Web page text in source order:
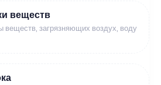
веществ
веществ, загрязняющих воздух, воду